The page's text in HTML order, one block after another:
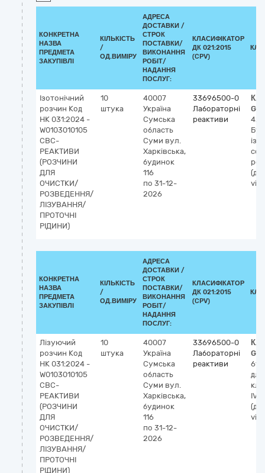
КОНКРЕТНА
НАЗВА
ПРЕДМЕТА
ЗАКУПІВЛІ
КІЛЬКІСТЬ
/
ОД.ВИМІРУ
АДРЕСА
ДОСТАВКИ /
СТРОК
ПОСТАВКИ/
ВИКОНАННЯ
РОБІТ/
НАДАННЯ
ПОСЛУГ:
КЛАСИФІКАТОР
ДК 021:2015
(CPV)
Ізотонічний
розчин Код
НК 031:2024 -
W0103010105
CBC-
РЕАКТИВИ
(РОЗЧИНИ
ДЛЯ
ОЧИСТКИ/
РОЗВЕДЕННЯ/
ЛІЗУВАННЯ/
ПРОТОЧНІ
РІДИНИ)
10
штука
40007
Україна
Сумська
область
Суми вул.
Харківська,
будинок
116
по 31-12-
2026
33696500-0
Лабораторні
реактиви
КОНКРЕТНА
НАЗВА
ПРЕДМЕТА
ЗАКУПІВЛІ
КІЛЬКІСТЬ
/
ОД.ВИМІРУ
АДРЕСА
ДОСТАВКИ /
СТРОК
ПОСТАВКИ/
ВИКОНАННЯ
РОБІТ/
НАДАННЯ
ПОСЛУГ:
КЛАСИФІКАТОР
ДК 021:2015
(CPV)
Лізуючий
розчин Код
НК 031:2024 -
W0103010105
CBC-
РЕАКТИВИ
(РОЗЧИНИ
ДЛЯ
ОЧИСТКИ/
РОЗВЕДЕННЯ/
ЛІЗУВАННЯ/
ПРОТОЧНІ
РІДИНИ)
10
штука
40007
Україна
Сумська
область
Суми вул.
Харківська,
будинок
116
по 31-12-
2026
33696500-0
Лабораторні
реактиви
для
IVD